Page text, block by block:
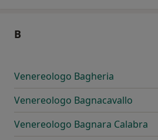
B
Venereologo Bagheria
Venereologo Bagnacavallo
Venereologo Bagnara Calabra